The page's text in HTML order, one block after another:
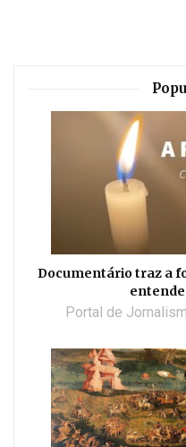
Documentário traz a
Portal de